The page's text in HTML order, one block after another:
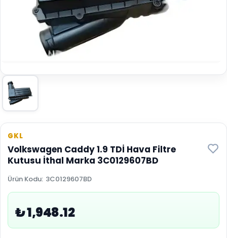
GKL
Volkswagen Caddy 1.9 TDİ Hava Filtre
Kutusu İthal Marka 3C0129607BD
Ürün Kodu: 3C0129607BD
₺ 1,948.12